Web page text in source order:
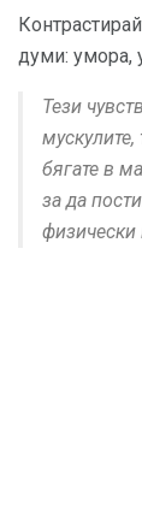
думи: умора,
Тези
бягате в
за да
физически